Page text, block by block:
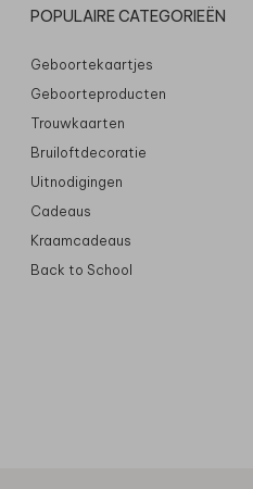
POPULAIRE CATEGORIEËN
Geboortekaartjes
Geboorteproducten
Trouwkaarten
Bruiloftdecoratie
Uitnodigingen
Cadeaus
Kraamcadeaus
Back to School